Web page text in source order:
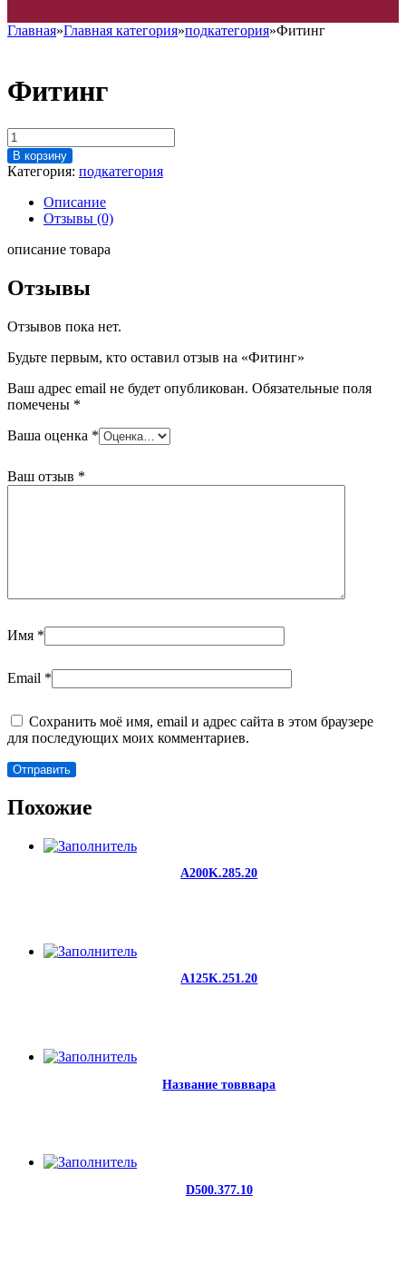
Главная»Главная категория»подкатегория»Фитинг
Фитинг
Количество
товара
Фитинг
В корзину
Категория: подкатегория
Описание
Отзывы (0)
описание товара
Отзывы
Отзывов пока нет.
Будьте первым, кто оставил отзыв на «Фитинг»
Ваш адрес email не будет опубликован. Обязательные поля
помечены *
Ваша оценка *
Ваш отзыв *
Имя *
Email *
Сохранить моё имя, email и адрес сайта в этом браузере
для последующих моих комментариев.
Похожие
A200K.285.20
A125K.251.20
Название товввара
D500.377.10